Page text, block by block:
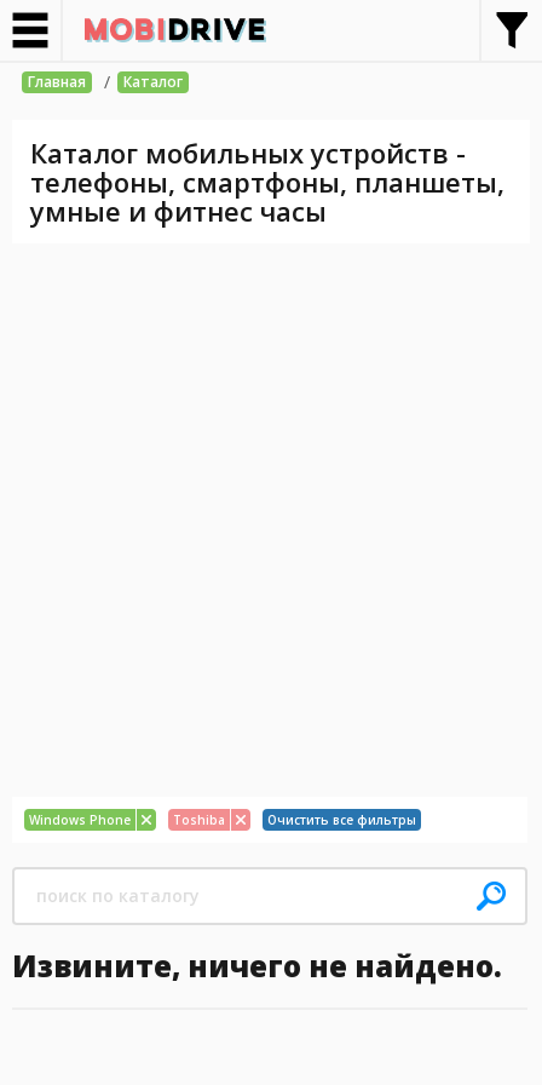
Главная / Каталог
Каталог мобильных устройств -
телефоны, смартфоны, планшеты,
умные и фитнес часы
Windows Phone Toshiba Очистить все фильтры
Извините, ничего не найдено.